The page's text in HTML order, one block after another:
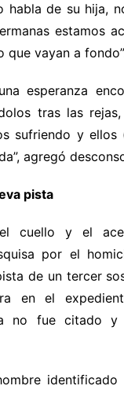
habla de su hija,
estamos
que vayan a
esperanza
tras las
sufriendo y ellos
agregó
pista
cuello y el
por el
de un tercer
en el
no fue citado
identificado